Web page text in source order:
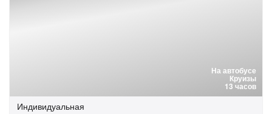
На автобусе
Круизы
13 часов
Индивидуальная